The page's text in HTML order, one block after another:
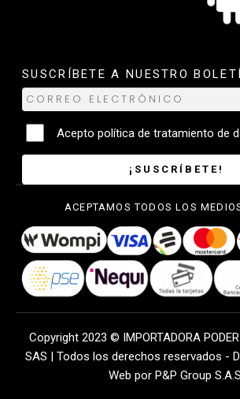
SUSCRÍBETE A NUESTRO
Acepto política de tratamiento de
¡SUSCRÍBETE!
ACEPTAMOS TODOS LOS
Copyright 2023 © IMPORTADORA
SAS | Todos los derechos reservados -
Web por P&P Group